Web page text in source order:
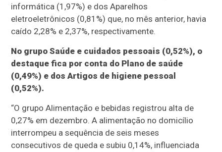
informática (1,97%) e dos Aparelhos
eletroeletrônicos (0,81%) que, no mês anterior, havia
caído 2,28% e 2,37%, respectivamente.
No grupo Saúde e cuidados pessoais (0,52%), o
destaque fica por conta do Plano de saúde
(0,49%) e dos Artigos de higiene pessoal
(0,52%).
“O grupo Alimentação e bebidas registrou alta de
0,27% em dezembro. A alimentação no domicílio
interrompeu a sequência de seis meses
consecutivos de queda e subiu 0,14%, influenciada